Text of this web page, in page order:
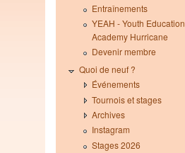
Entraînements
YEAH - Youth Education
Academy Hurricane
Devenir membre
Quoi de neuf ?
Événements
Tournois et stages
Archives
Instagram
Stages 2026